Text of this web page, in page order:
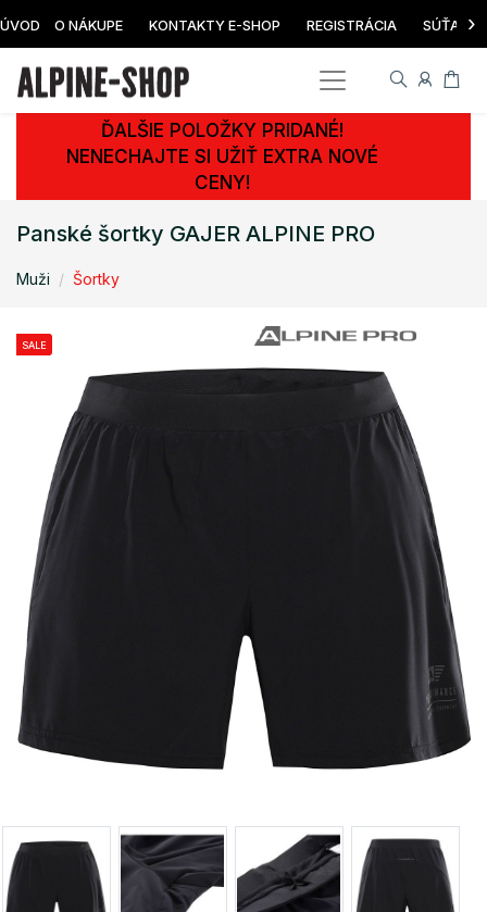
ÚVOD O NÁKUPE KONTAKTY E-SHOP REGISTRÁCIA SÚŤAŽ ›
ĎALŠIE POLOŽKY PRIDANÉ!
NENECHAJTE SI UŽIŤ EXTRA NOVÉ
CENY!
Panské šortky GAJER ALPINE PRO
Muži Šortky
SALE